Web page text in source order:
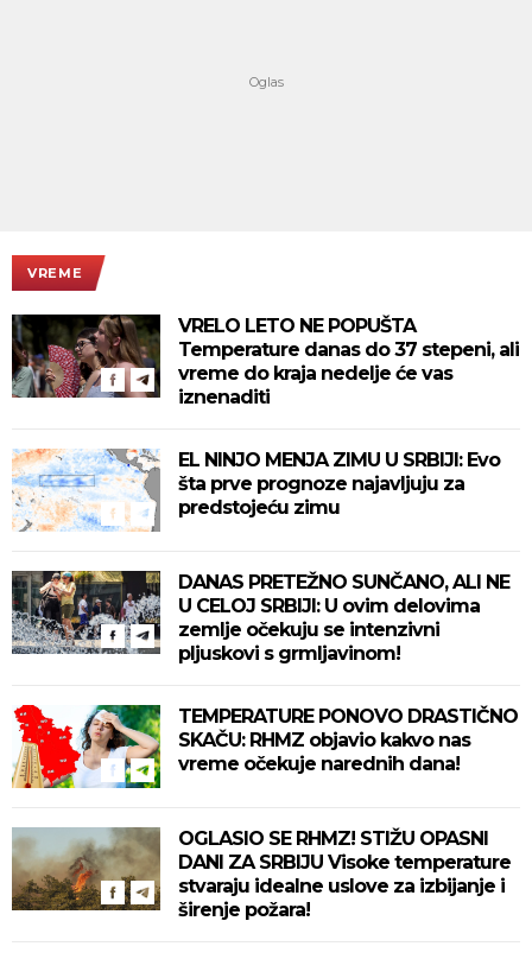
VREME
VRELO LETO NE POPUŠTA
Temperature danas do 37 stepeni, ali
vreme do kraja nedelje će vas
iznenaditi
EL NINJO MENJA ZIMU U SRBIJI: Evo
šta prve prognoze najavljuju za
predstojeću zimu
DANAS PRETEŽNO SUNČANO, ALI NE
U CELOJ SRBIJI: U ovim delovima
zemlje očekuju se intenzivni
pljuskovi s grmljavinom!
TEMPERATURE PONOVO DRASTIČNO
SKAČU: RHMZ objavio kakvo nas
vreme očekuje narednih dana!
OGLASIO SE RHMZ! STIŽU OPASNI
DANI ZA SRBIJU Visoke temperature
stvaraju idealne uslove za izbijanje i
širenje požara!